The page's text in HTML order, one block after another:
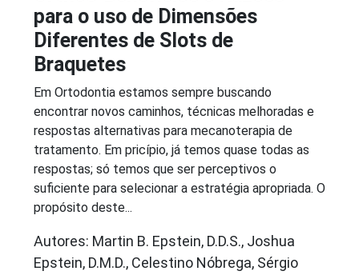
para o uso de Dimensões
Diferentes de Slots de
Braquetes
Em Ortodontia estamos sempre buscando
encontrar novos caminhos, técnicas melhoradas e
respostas alternativas para mecanoterapia de
tratamento. Em pricípio, já temos quase todas as
respostas; só temos que ser perceptivos o
suficiente para selecionar a estratégia apropriada. O
propósito deste...
Autores: Martin B. Epstein, D.D.S., Joshua
Epstein, D.M.D., Celestino Nóbrega, Sérgio